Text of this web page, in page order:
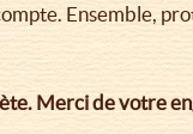
Ensemble,
Merci de votre